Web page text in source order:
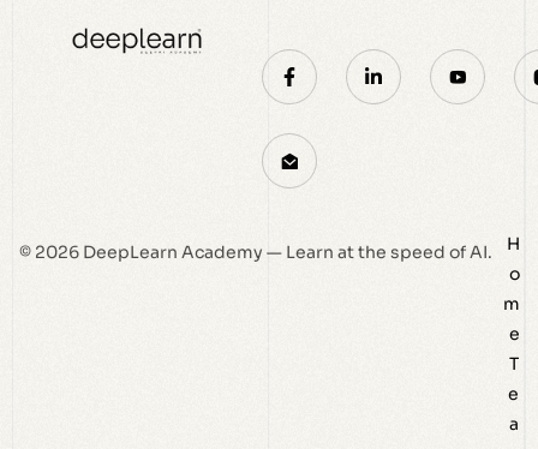
© 2026 DeepLearn Academy — Learn at the speed of AI.
H
o
m
e
T
e
a